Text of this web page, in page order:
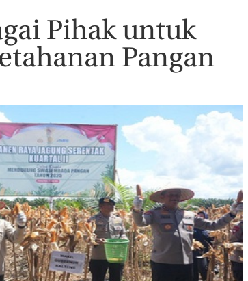
Pihak untuk
Pangan